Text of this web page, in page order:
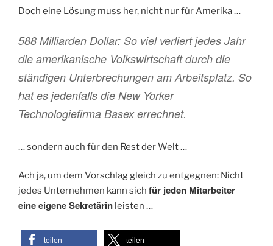
Doch eine Lösung muss her, nicht nur für Amerika …
588 Milliarden Dollar: So viel verliert jedes Jahr
die amerikanische Volkswirtschaft durch die
ständigen Unterbrechungen am Arbeitsplatz. So
hat es jedenfalls die New Yorker
Technologiefirma Basex errechnet.
… sondern auch für den Rest der Welt …
Ach ja, um dem Vorschlag gleich zu entgegnen: Nicht
jedes Unternehmen kann sich für jeden Mitarbeiter
eine eigene Sekretärin leisten …
teilen teilen